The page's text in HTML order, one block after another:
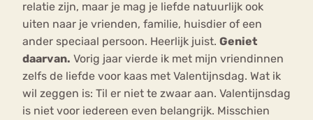
relatie zijn, maar je mag je liefde natuurlijk ook
uiten naar je vrienden, familie, huisdier of een
ander speciaal persoon. Heerlijk juist. Geniet
daarvan. Vorig jaar vierde ik met mijn vriendinnen
zelfs de liefde voor kaas met Valentijnsdag. Wat ik
wil zeggen is: Til er niet te zwaar aan. Valentijnsdag
is niet voor iedereen even belangrijk. Misschien